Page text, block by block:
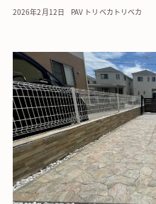
2026年2月12日 PAV トリベカ トリベカ